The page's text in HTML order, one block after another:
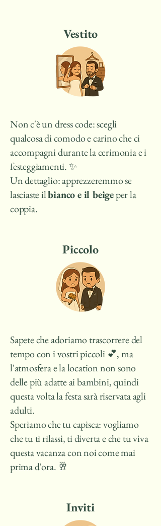
Vestito
Non c'è un dress code: scegli
qualcosa di comodo e carino che ci
accompagni durante la cerimonia e i
festeggiamenti. ✨
Un dettaglio: apprezzeremmo se
lasciaste ilbianco e il beigeper la
coppia.
Piccolo
Sapete che adoriamo trascorrere del
tempo con i vostri piccoli 💕, ma
l'atmosfera e la location non sono
delle più adatte ai bambini, quindi
questa volta la festa sarà riservata agli
adulti.
Speriamo che tu capisca: vogliamo
che tu ti rilassi, ti diverta e che tu viva
questa vacanza con noi come mai
prima d'ora. 🥂
Inviti